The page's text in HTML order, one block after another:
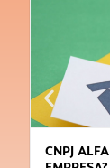
CNPJ